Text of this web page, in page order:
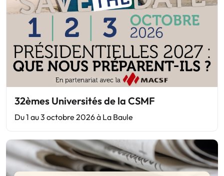
32èmes Universités de la CSMF
Du 1 au 3 octobre 2026 à La Baule